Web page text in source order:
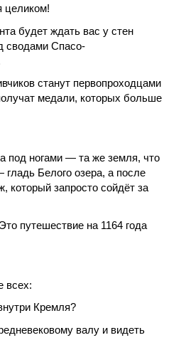
целиком!
будет ждать вас у стен
сводами Спасо-
станут первопроходцами
медали, которых больше
под ногами — та же земля, что
Белого озера, а после
запросто сойдёт за
путешествие на 1164 года
всех:
Кремля?
валу и видеть